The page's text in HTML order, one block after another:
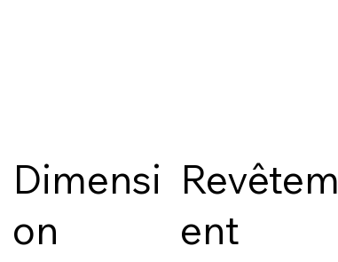
Dimensi
on
Revêtem
ent